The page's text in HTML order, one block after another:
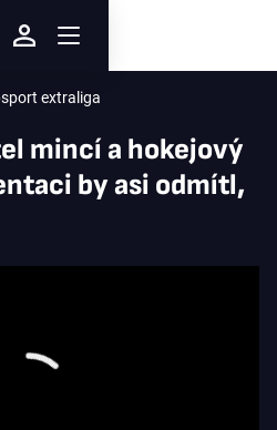
extraliga
mincí a hokejový
by asi odmítl,